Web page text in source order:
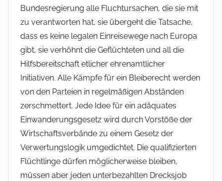
Bundesregierung alle Fluchtursachen, die sie mit
zu verantworten hat, sie übergeht die Tatsache,
dass es keine legalen Einreisewege nach Europa
gibt, sie verhöhnt die Geflüchteten und all die
Hilfsbereitschaft etlicher ehrenamtlicher
Initiativen. Alle Kämpfe für ein Bleiberecht werden
von den Parteien in regelmäßigen Abständen
zerschmettert. Jede Idee für ein adäquates
Einwanderungsgesetz wird durch Vorstöße der
Wirtschaftsverbände zu einem Gesetz der
Verwertungslogik umgedichtet. Die qualifizierten
Flüchtlinge dürfen möglicherweise bleiben,
müssen aber jeden unterbezahlten Drecksjob